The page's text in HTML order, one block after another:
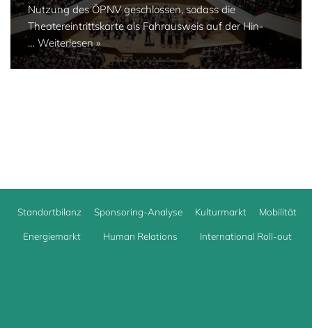
Nutzung des ÖPNV geschlossen, sodass die
Theatereintrittskarte als Fahrausweis auf der Hin-
… Weiterlesen »
Standortbilanz Sponsoring-Analyse Kulturmarkt Mobilität
Energiemarkt Human Relations International Roll-out